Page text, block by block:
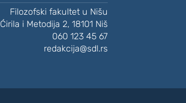
Filozofski fakultet u Nišu
Ćirila i Metodija 2, 18101 Niš
060 123 45 67
redakcija@sdl.rs